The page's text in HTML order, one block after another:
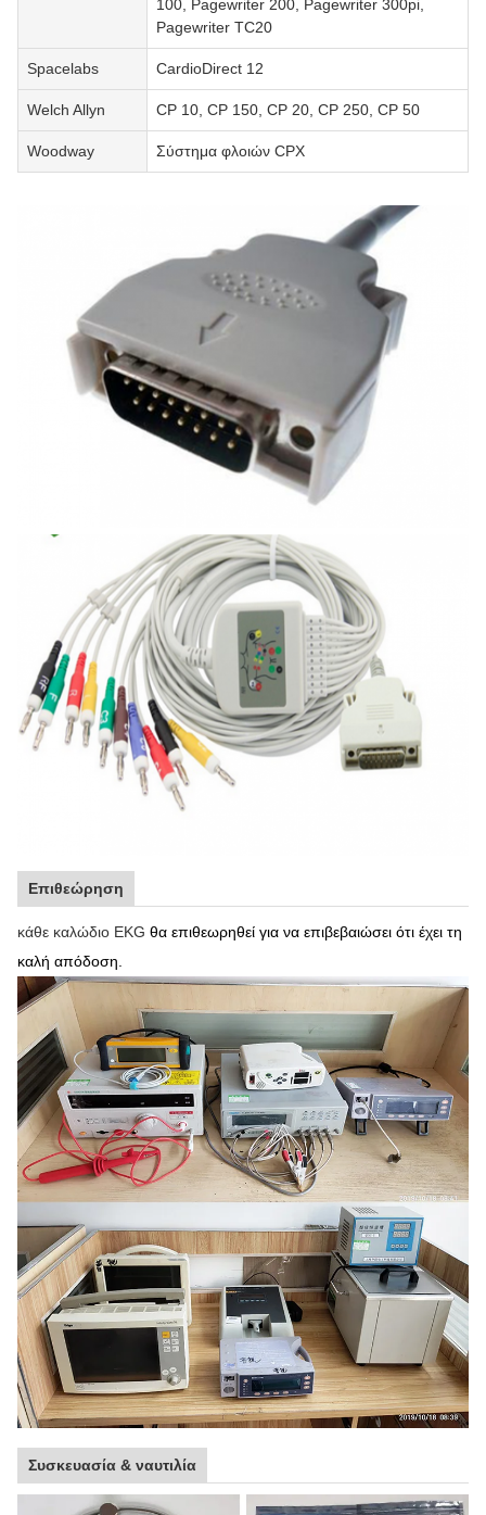
100, Pagewriter 200, Pagewriter 300pi,
Pagewriter TC20
Spacelabs CardioDirect 12
Welch Allyn CP 10, CP 150, CP 20, CP 250, CP 50
Woodway Σύστημα φλοιών CPX
Επιθεώρηση
κάθε καλώδιο EKG θα επιθεωρηθεί για να επιβεβαιώσει ότι έχει τη
καλή απόδοση.
Συσκευασία & ναυτιλία